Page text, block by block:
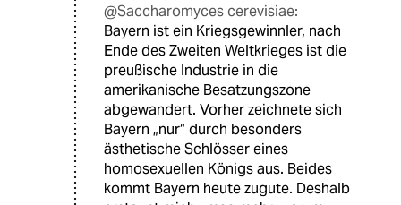
@Saccharomyces cerevisiae:
Bayern ist ein Kriegsgewinnler, nach
Ende des Zweiten Weltkrieges ist die
preußische Industrie in die
amerikanische Besatzungszone
abgewandert. Vorher zeichnete sich
Bayern „nur“ durch besonders
ästhetische Schlösser eines
homosexuellen Königs aus. Beides
kommt Bayern heute zugute. Deshalb